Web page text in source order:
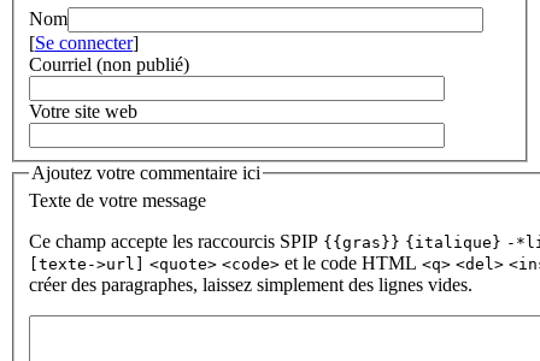
Nom
[Se connecter]
Courriel (non publié)
Votre site web
Ajoutez votre commentaire ici
Texte de votre message
Ce champ accepte les raccourcis SPIP {{gras}} {italique} -
[texte->url]
<quote> <code> et le code HTML <q> <del>
créer des paragraphes, laissez simplement des lignes vides.